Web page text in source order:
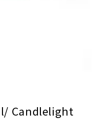
Candlelight